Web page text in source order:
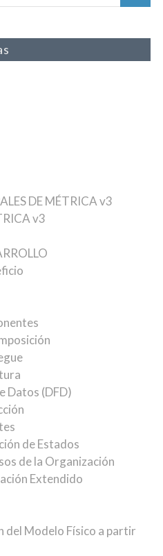
DE MÉTRICA v3
v3
Datos (DFD)
de Estados
de la Organización
Extendido
del Modelo Físico a partir